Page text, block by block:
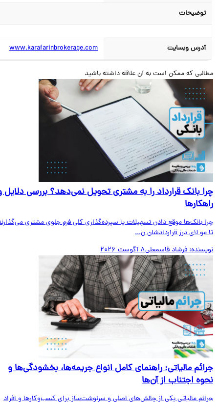
توضیحات
آدرس وبسایت www.karafarinbrokerage.com
که ممکن است به آن علاقه داشته باشید
بانک قرارداد را به مشتری تحویل نمی‌دهد؟ بررسی دلایل و
بانک‌ها موقع دادن تسهیلات یا سپرده‌گذاری کلی فرم جلوی مشتری می‌گذارند
مو لای درز قراردادشان ن...
فرشاد قاسمعلی8 آگوست 2026
مالیاتی: راهنمای کامل انواع جریمه‌ها، بخشودگی‌ها و
اجتناب از آن‌ها
مالیاتی یکی از چالش‌های اصلی و سرنوشت‌ساز برای کسب‌وکارها و افراد